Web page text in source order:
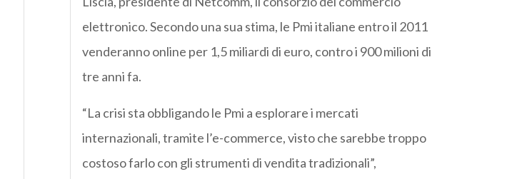
elettronico. Secondo una sua stima, le Pmi italiane entro il 2011
venderanno online per 1,5 miliardi di euro, contro i 900 milioni di
tre anni fa.
“La crisi sta obbligando le Pmi a esplorare i mercati
internazionali, tramite l’e-commerce, visto che sarebbe troppo
costoso farlo con gli strumenti di vendita tradizionali”,